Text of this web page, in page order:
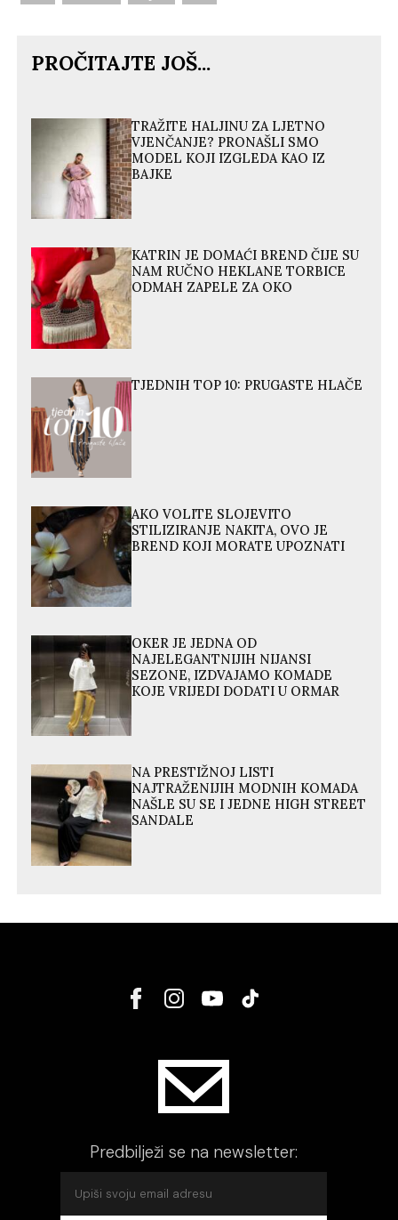
PROČITAJTE JOŠ...
TRAŽITE HALJINU ZA LJETNO
VJENČANJE? PRONAŠLI SMO
MODEL KOJI IZGLEDA KAO IZ
BAJKE
KATRIN JE DOMAĆI BREND ČIJE SU
NAM RUČNO HEKLANE TORBICE
ODMAH ZAPELE ZA OKO
TJEDNIH TOP 10: PRUGASTE HLAČE
AKO VOLITE SLOJEVITO
STILIZIRANJE NAKITA, OVO JE
BREND KOJI MORATE UPOZNATI
OKER JE JEDNA OD
NAJELEGANTNIJIH NIJANSI
SEZONE, IZDVAJAMO KOMADE
KOJE VRIJEDI DODATI U ORMAR
NA PRESTIŽNOJ LISTI
NAJTRAŽENIJIH MODNIH KOMADA
NAŠLE SU SE I JEDNE HIGH STREET
SANDALE
Predbilježi se na newsletter: